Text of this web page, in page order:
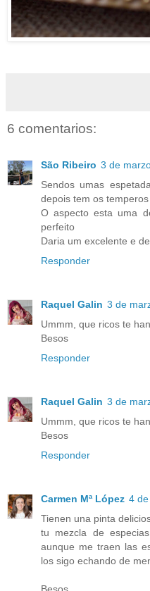
6 comentarios:
São Ribeiro 3 de
Sendos umas
depois tem os
O aspecto esta uma
perfeito
Daria um excelente e
Responder
Raquel Galin 3 de
Ummm, que ricos te
Besos
Responder
Raquel Galin 3 de
Ummm, que ricos te
Besos
Responder
Carmen Mª López 4
Tienen una pinta
tu mezcla de
aunque me traen las
los sigo echando de